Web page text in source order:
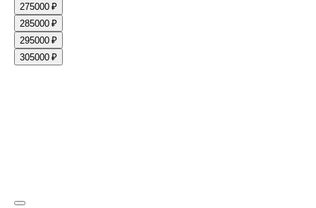
275000 ₽
285000 ₽
295000 ₽
305000 ₽